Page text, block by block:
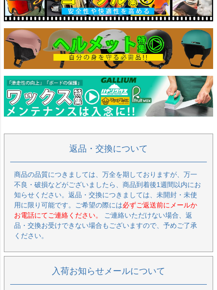
返品・交換について
商品の品質につきましては、万全を期しておりますが、万一
不良・破損などがございましたら、商品到着後1週間以内にお
知らせください。返品・交換につきましては、未開封・未使
用に限り可能です。ご希望の際には必ずご返送前にメールか
お電話にてご連絡ください。
ご連絡いただけない場合、返
品・交換お受けできない場合もございますので、予めご了承
ください。
入荷お知らせメールについて